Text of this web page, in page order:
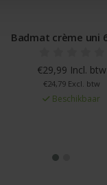
uni 60x90